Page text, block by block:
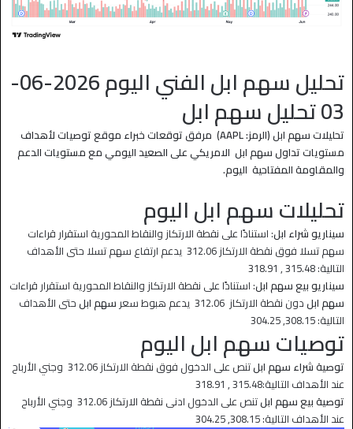
تحليل سهم ابل الفني اليوم 2026-06-
03 تحليل سهم ابل
تحليلات سهم ابل (الرمز: AAPL) مرفق توقعات خبراء موقع توصيات لأهداف
مستويات تداول سهم ابل الامريكي على الصعيد اليومي مع مستويات الدعم
والمقاومة المفتاحية اليوم.
تحليلات سهم ابل اليوم
سيناريو شراء ابل: استنادًا على نقطة الارتكاز والنقاط المحورية استقرار قراءات
سهم تسلا فوق نقطة الارتكاز 312.06 يدعم ارتفاع سهم تسلا حتى الأهداف
التالية: 315.48 , 318.91
سيناريو بيع سهم ابل: استنادًا على نقطة الارتكاز والنقاط المحورية استقرار قراءات
سهم ابلدون نقطة الارتكاز 312.06 يدعم هبوط سعر سهم ابلحتى الأهداف
التالية: 308.15, 304.25
توصياتسهم ابلاليوم
توصية شراء سهم ابل
تنص على الدخول فوق نقطة الارتكاز 312.06 وجني الأرباح
عند الأهداف التالية:315.48 , 318.91
توصية بيع سهم ابل
تنص على الدخول ادنى نقطة الارتكاز 312.06 وجني الأرباح
عند الأهداف التالية: 308.15, 304.25